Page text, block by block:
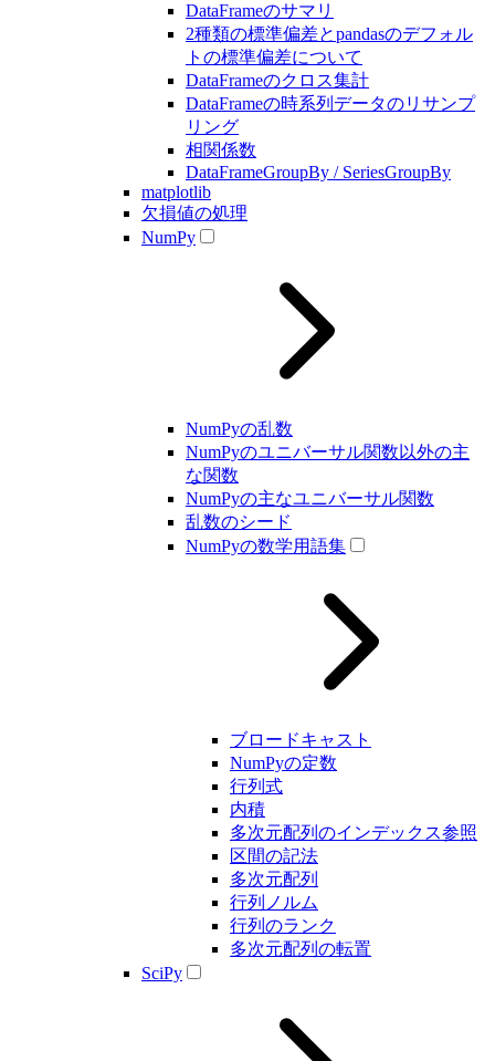
DataFrameのサマリ
2種類の標準偏差とpandasのデフォル
トの標準偏差について
DataFrameのクロス集計
DataFrameの時系列データのリサンプ
リング
相関係数
DataFrameGroupBy / SeriesGroupBy
matplotlib
欠損値の処理
NumPy
NumPyの乱数
NumPyのユニバーサル関数以外の主
な関数
NumPyの主なユニバーサル関数
乱数のシード
NumPyの数学用語集
ブロードキャスト
NumPyの定数
行列式
内積
多次元配列のインデックス参照
区間の記法
多次元配列
行列ノルム
行列のランク
多次元配列の転置
SciPy